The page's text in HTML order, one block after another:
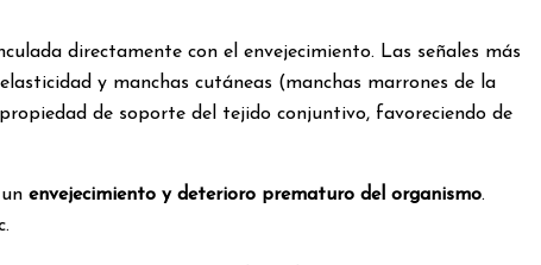
directamente con el envejecimiento. Las señales más
y manchas cutáneas (manchas marrones de la
de soporte del tejido conjuntivo, favoreciendo de
envejecimiento y deterioro prematuro del organismo.